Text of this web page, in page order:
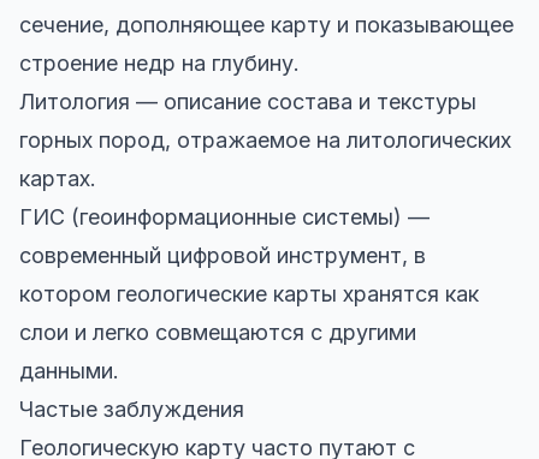
сечение, дополняющее карту и показывающее
строение недр на глубину.
Литология — описание состава и текстуры
горных пород, отражаемое на литологических
картах.
ГИС (геоинформационные системы) —
современный цифровой инструмент, в
котором геологические карты хранятся как
слои и легко совмещаются с другими
данными.
Частые заблуждения
Геологическую карту часто путают с